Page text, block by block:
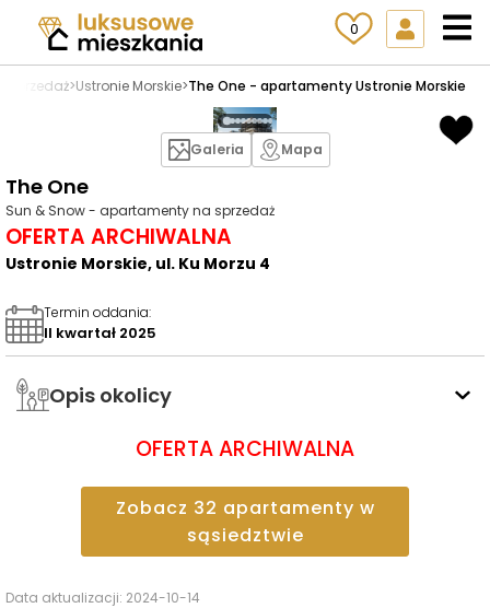
0
sprzedaż>Ustronie Morskie>The One - apartamenty Ustronie Morskie
The One
Sun & Snow - apartamenty na sprzedaż
OFERTA ARCHIWALNA
Ustronie Morskie, ul. Ku Morzu 4
Galeria Mapa
Termin oddania:
II kwartał 2025
Opis okolicy
OFERTA ARCHIWALNA
Zobacz 32 apartamenty w
sąsiedztwie
Data aktualizacji: 2024-10-14